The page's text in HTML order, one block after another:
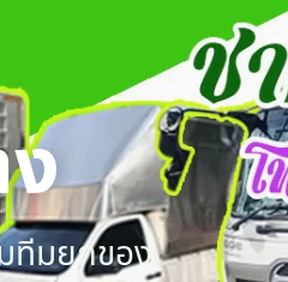
ทีมยกของ